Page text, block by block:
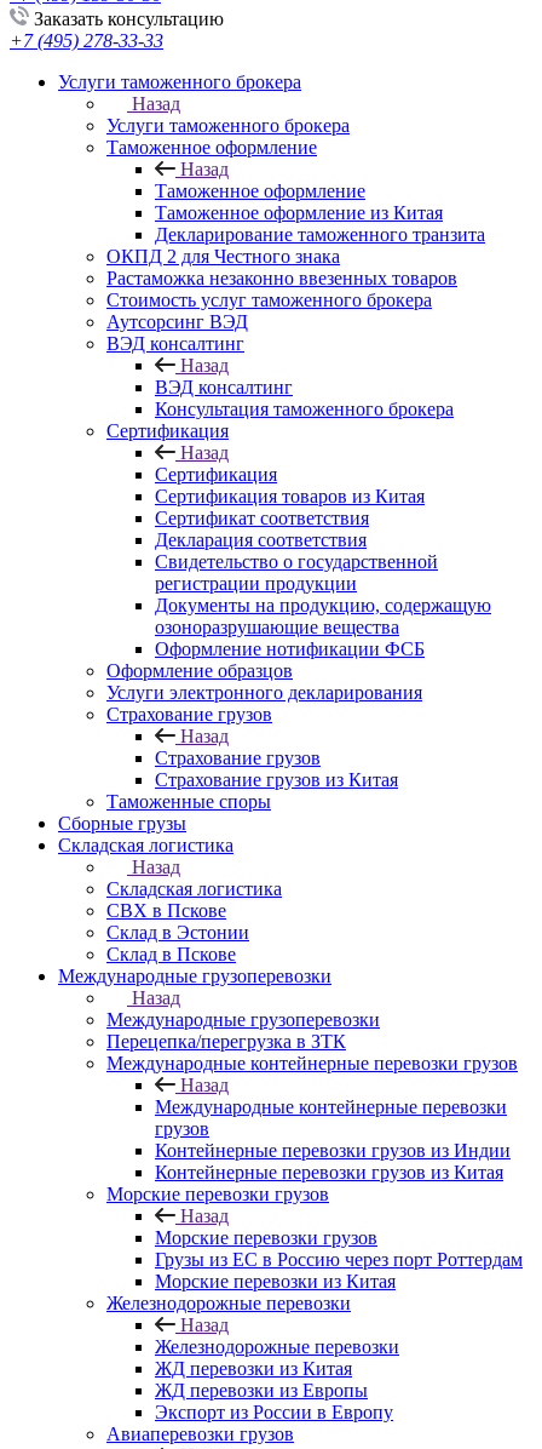
Заказать консультацию
+7 (495) 278-33-33
Услуги таможенного брокера
Назад
Услуги таможенного брокера
Таможенное оформление
Назад
Таможенное оформление
Таможенное оформление из Китая
Декларирование таможенного транзита
ОКПД 2 для Честного знака
Растаможка незаконно ввезенных товаров
Стоимость услуг таможенного брокера
Аутсорсинг ВЭД
ВЭД консалтинг
Назад
ВЭД консалтинг
Консультация таможенного брокера
Сертификация
Назад
Сертификация
Сертификация товаров из Китая
Сертификат соответствия
Декларация соответствия
Свидетельство о государственной
регистрации продукции
Документы на продукцию, содержащую
озоноразрушающие вещества
Оформление нотификации ФСБ
Оформление образцов
Услуги электронного декларирования
Страхование грузов
Назад
Страхование грузов
Страхование грузов из Китая
Таможенные споры
Сборные грузы
Складская логистика
Назад
Складская логистика
СВХ в Пскове
Склад в Эстонии
Склад в Пскове
Международные грузоперевозки
Назад
Международные грузоперевозки
Перецепка/перегрузка в ЗТК
Международные контейнерные перевозки грузов
Назад
Международные контейнерные перевозки
грузов
Контейнерные перевозки грузов из Индии
Контейнерные перевозки грузов из Китая
Морские перевозки грузов
Назад
Морские перевозки грузов
Грузы из ЕС в Россию через порт Роттердам
Морские перевозки из Китая
Железнодорожные перевозки
Назад
Железнодорожные перевозки
ЖД перевозки из Китая
ЖД перевозки из Европы
Экспорт из России в Европу
Авиаперевозки грузов